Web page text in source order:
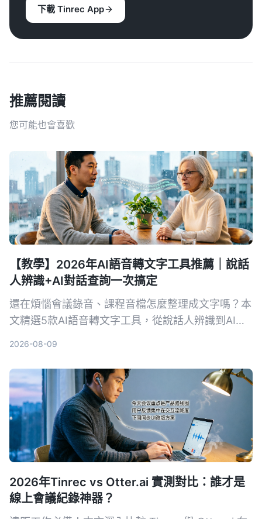
下載 Tinrec App
推薦閱讀
您可能也會喜歡
【教學】2026年AI語音轉文字工具推薦｜說話
人辨識+AI對話查詢一次搞定
還在煩惱會議錄音、課程音檔怎麼整理成文字嗎？本
文精選5款AI語音轉文字工具，從說話人辨識到AI對
2026-08-09
2026年Tinrec vs Otter.ai 實測對比：誰才是
線上會議紀錄神器？